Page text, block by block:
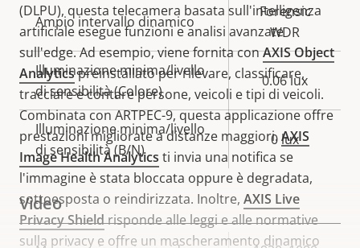
(DLPU), questa telecamera basata sull'intelligenza
artificiale esegue funzioni e analisi avanzate
sull'edge. Ad esempio, viene fornita conAXIS Object
Analyticspreinstallato per rilevare, classificare,
tracciare e contare persone, veicoli e tipi di veicoli.
Combinata con ARTPEC-9, questa applicazione offre
prestazioni migliorate a distanze maggiori.AXIS
Image Health Analytics ti invia una notifica se
l'immagine è stata bloccata oppure è degradata,
sottoesposta o reindirizzata. Inoltre, AXIS Live
Privacy Shieldrisponde alle leggi e alle normative
sulla privacy e offre un mascheramento dinamico
Ampio intervallo dinamico
Forensic
WDR
Illuminazione minima/livello
di sensibilità (Colore)
0.06 lux
Illuminazione minima/livello
di sensibilità (B/N)
0 lux
Video